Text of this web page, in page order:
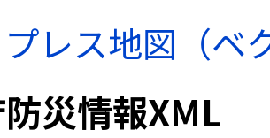
レス地図（ベ
災情報XML